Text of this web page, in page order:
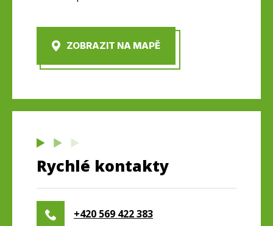
ZOBRAZIT NA MAPĚ
Rychlé kontakty
+420 569 422 383